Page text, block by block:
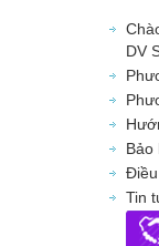
DV
Bảo
Tin